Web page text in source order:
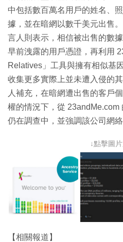
中包括數百萬名用戶的姓名、
據，並在暗網以數千美元出售
言人則表示，相信被出售的數
早前洩露的用戶憑證，再利用
Relatives」工具與擁有相似基
收集更多實際上並未遭入侵的
人補充，在暗網遭出售的客戶
權的情況下，從
仍在調查中，並強調該公司網
↓點擊圖
【相關報道】